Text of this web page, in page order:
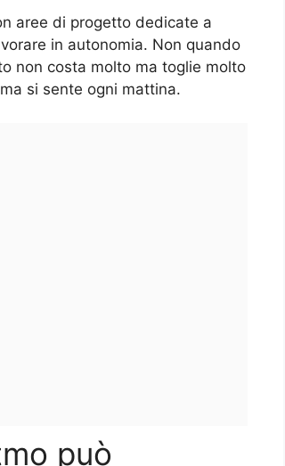
aree di progetto dedicate a
in autonomia. Non quando
non costa molto ma toglie molto
si sente ogni mattina.
può